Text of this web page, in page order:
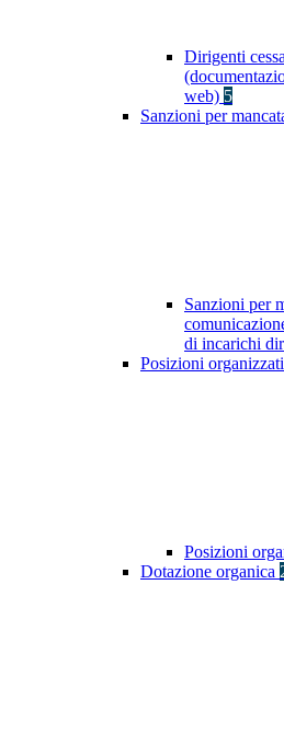
Dirigenti
web) 5
Sanzioni per
Sanzioni per
di incarichi
Posizioni
Posizioni
Dotazione organica